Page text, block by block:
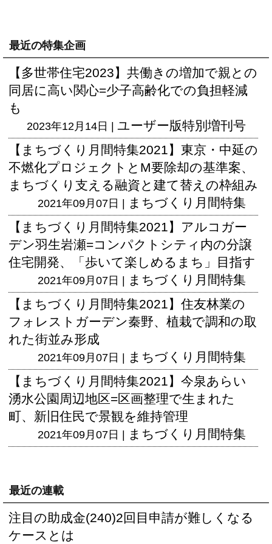
最近の特集企画
【多世帯住宅2023】共働きの増加で親との
同居に高い関心=少子高齢化での負担軽減
も
2023年12月14日 | ユーザー版特別増刊号
【まちづくり月間特集2021】東京・中延の
不燃化プロジェクトとM要除却の基準案、
まちづくり支える融資と建て替えの枠組み
2021年09月07日 |
まちづくり月間特集
【まちづくり月間特集2021】アルコガー
デン羽生岩瀬=コンパクトシティ内の分譲
住宅開発、「歩いて楽しめるまち」目指す
2021年09月07日 |
まちづくり月間特集
【まちづくり月間特集2021】住友林業の
フォレストガーデン秦野、植栽で調和の取
れた街並み形成
2021年09月07日 |
まちづくり月間特集
【まちづくり月間特集2021】今泉あらい
湧水公園周辺地区=区画整理で生まれた
町、新旧住民で景観を維持管理
2021年09月07日 | まちづくり月間特集
最近の連載
注目の助成金(240)2回目申請が難しくなる
ケースとは